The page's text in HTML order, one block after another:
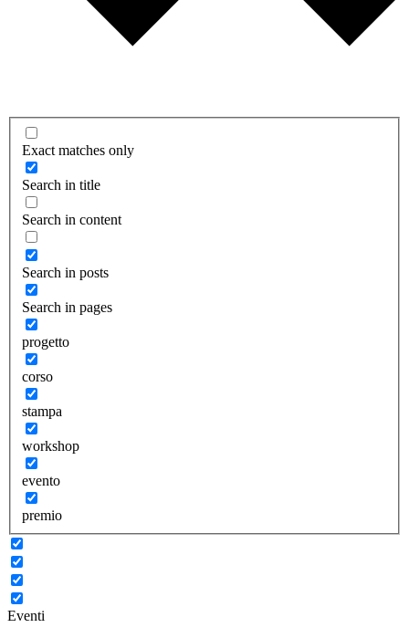
Exact matches only
Search in title
Search in content
Search in posts
Search in pages
progetto
corso
stampa
workshop
evento
premio
Eventi